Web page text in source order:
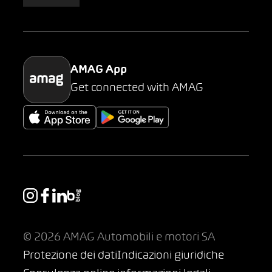
Parking
AMAG App
Get connected with AMAG
© 2026 AMAG Automobili e motori SA
Protezione dei datiIndicazioni giuridiche